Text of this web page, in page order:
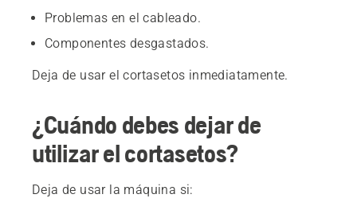
Problemas en el cableado.
Componentes desgastados.
Deja de usar el cortasetos inmediatamente.
¿Cuándo debes dejar de
utilizar el cortasetos?
Deja de usar la máquina si: